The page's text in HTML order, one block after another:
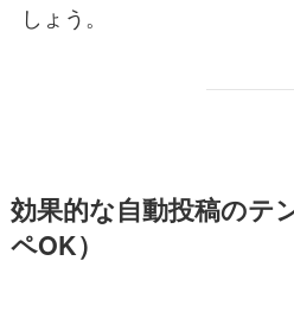
しょう。
効果的な自動投稿のテ
ペOK）